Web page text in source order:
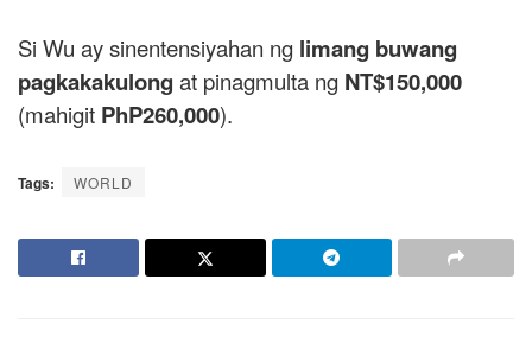
Si Wu ay sinentensiyahan ng limang buwang
pagkakakulong at pinagmulta ng NT$150,000
(mahigit PhP260,000).
Tags: WORLD